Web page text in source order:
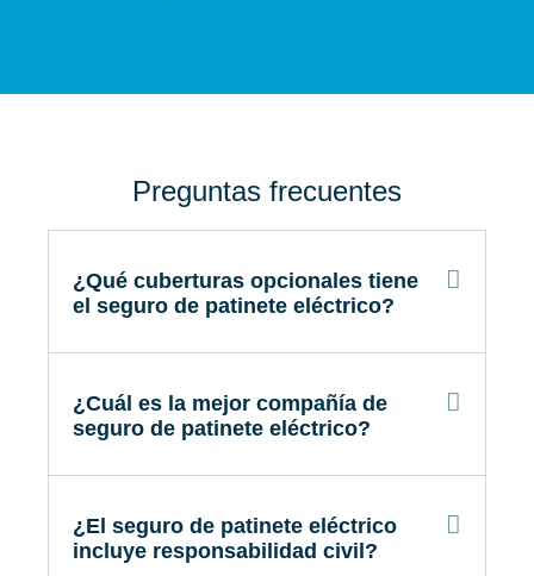
Preguntas frecuentes
¿Qué cuberturas opcionales tiene
el seguro de patinete eléctrico?
¿Cuál es la mejor compañía de
seguro de patinete eléctrico?
¿El seguro de patinete eléctrico
incluye responsabilidad civil?